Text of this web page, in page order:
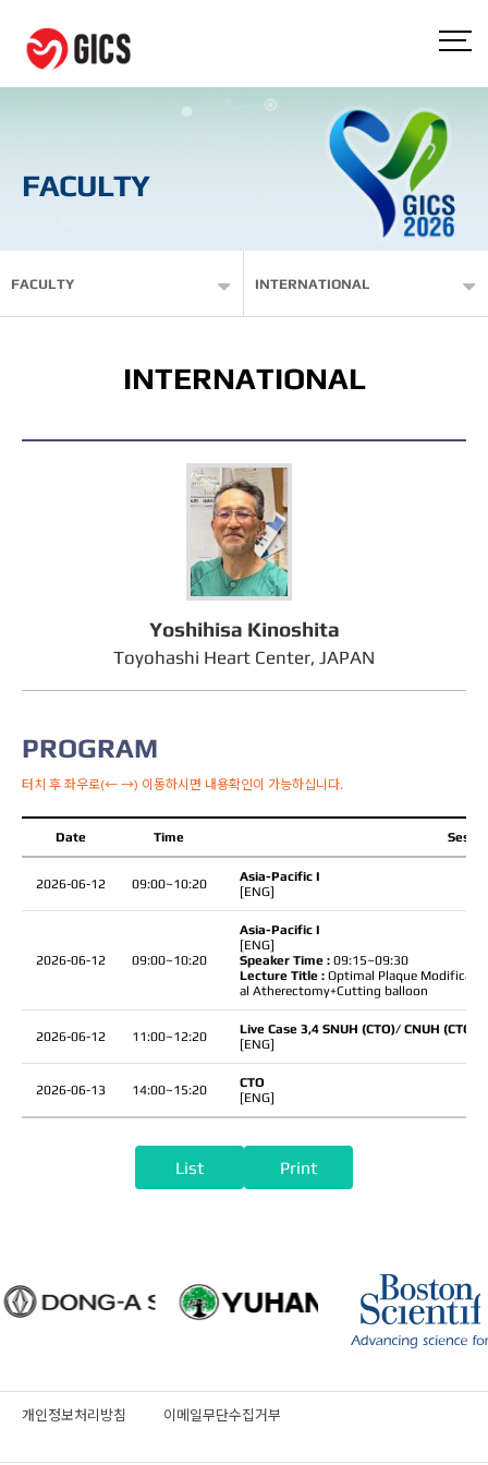
FACULTY
FACULTY INTERNATIONAL
INTERNATIONAL
Yoshihisa Kinoshita
Toyohashi Heart Center, JAPAN
PROGRAM
터치 후 좌우로(← →) 이동하시면 내용확인이 가능하십니다.
Date Time
2026-06-12 09:00~10:20
Asia-Pacific I
[ENG]
2026-06-12 09:00~10:20
Asia-Pacific I
[ENG]
Speaker Time : 09:15~09:30
Lecture Title : Optimal Plaque
al Atherectomy+Cutting balloon
2026-06-12 11:00~12:20
Live Case 3,4 SNUH (CTO)/ CNUH (CTO)
[ENG]
2026-06-13 14:00~15:20
CTO
[ENG]
List Print
개인정보처리방침 이메일무단수집거부